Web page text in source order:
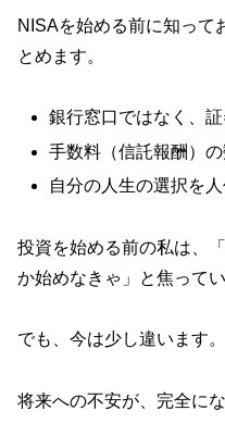
NISAを始める前に知って
とめます。
銀行窓口ではなく、
手数料（信託報酬）
自分の人生の選択を
投資を始める前の私は、
か始めなきゃ」と焦ってい
でも、今は少し違います。
将来への不安が、完全に